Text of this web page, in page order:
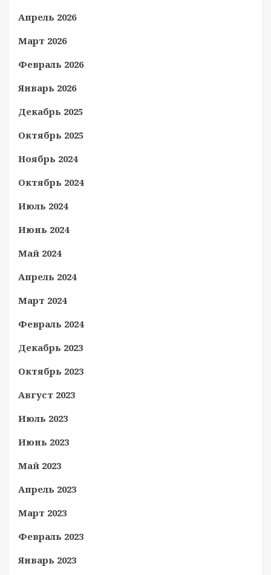
Апрель 2026
Март 2026
Февраль 2026
Январь 2026
Декабрь 2025
Октябрь 2025
Ноябрь 2024
Октябрь 2024
Июль 2024
Июнь 2024
Май 2024
Апрель 2024
Март 2024
Февраль 2024
Декабрь 2023
Октябрь 2023
Август 2023
Июль 2023
Июнь 2023
Май 2023
Апрель 2023
Март 2023
Февраль 2023
Январь 2023